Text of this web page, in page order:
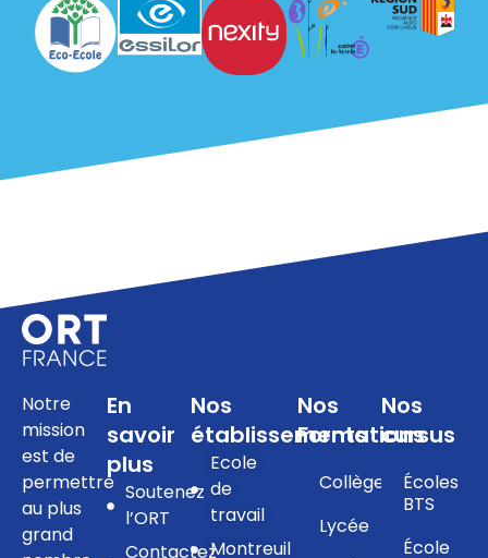
Notre
mission
est de
permettre
au plus
grand
En
savoir
plus
Soutenez
l’ORT
Contactez
Nos
établissements
Ecole
de
travail
Montreuil
Nos
Formations
Collège
Lycée
Nos
cursus
Écoles
BTS
École